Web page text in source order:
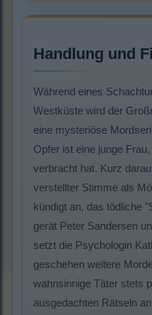
Handlung und
Während eines
Westküste wird der
eine mysteriöse
Opfer ist eine junge
verbracht hat. Kurz
verstellter Stimme als
kündigt an, das tödliche
gerät Peter Sandersen
setzt die Psychologin
geschehen weitere
wahnsinnige Täter stets
ausgedachten Rätseln